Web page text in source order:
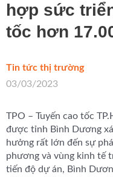
hợp sức
tốc hơn
Tin tức thị trường/
03/03/2023
TPO – Tuyến cao tốc
được tỉnh Bình Dương
hưởng rất lớn đến sự
phương và vùng kinh tế
tiến độ dự án, Bình